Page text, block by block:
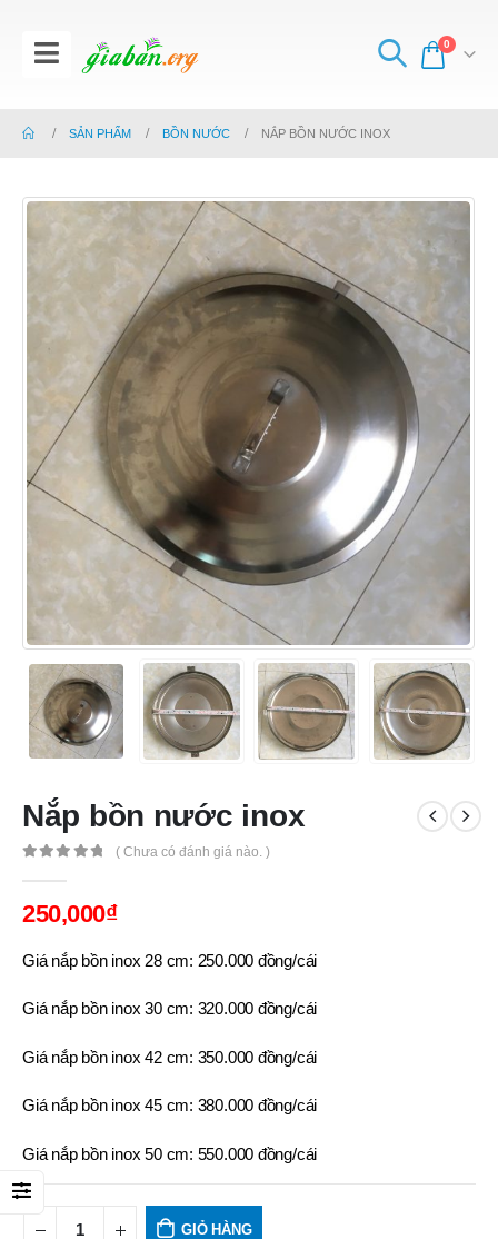
0
SẢN PHẨM BỒN NƯỚC NẮP BỒN NƯỚC INOX
Nắp bồn nước inox
( Chưa có đánh giá nào. )
250,000₫
Giá nắp bồn inox 28 cm: 250.000 đồng/cái
Giá nắp bồn inox 30 cm: 320.000 đồng/cái
Giá nắp bồn inox 42 cm: 350.000 đồng/cái
Giá nắp bồn inox 45 cm: 380.000 đồng/cái
Giá nắp bồn inox 50 cm: 550.000 đồng/cái
GIỎ HÀNG